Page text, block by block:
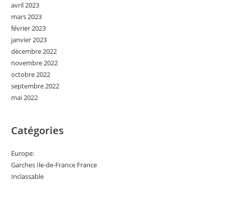
avril 2023
mars 2023
février 2023
janvier 2023
décembre 2022
novembre 2022
octobre 2022
septembre 2022
mai 2022
Catégories
Europe:
Garches Ile-de-France France
Inclassable